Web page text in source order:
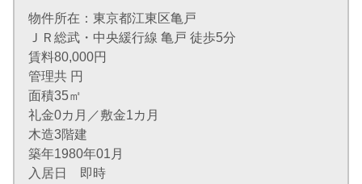
物件所在：東京都江東区亀戸
ＪＲ総武・中央緩行線 亀戸 徒歩5分
賃料80,000円
管理共 円
面積35㎡
礼金0カ月／敷金1カ月
木造3階建
築年1980年01月
入居日 即時